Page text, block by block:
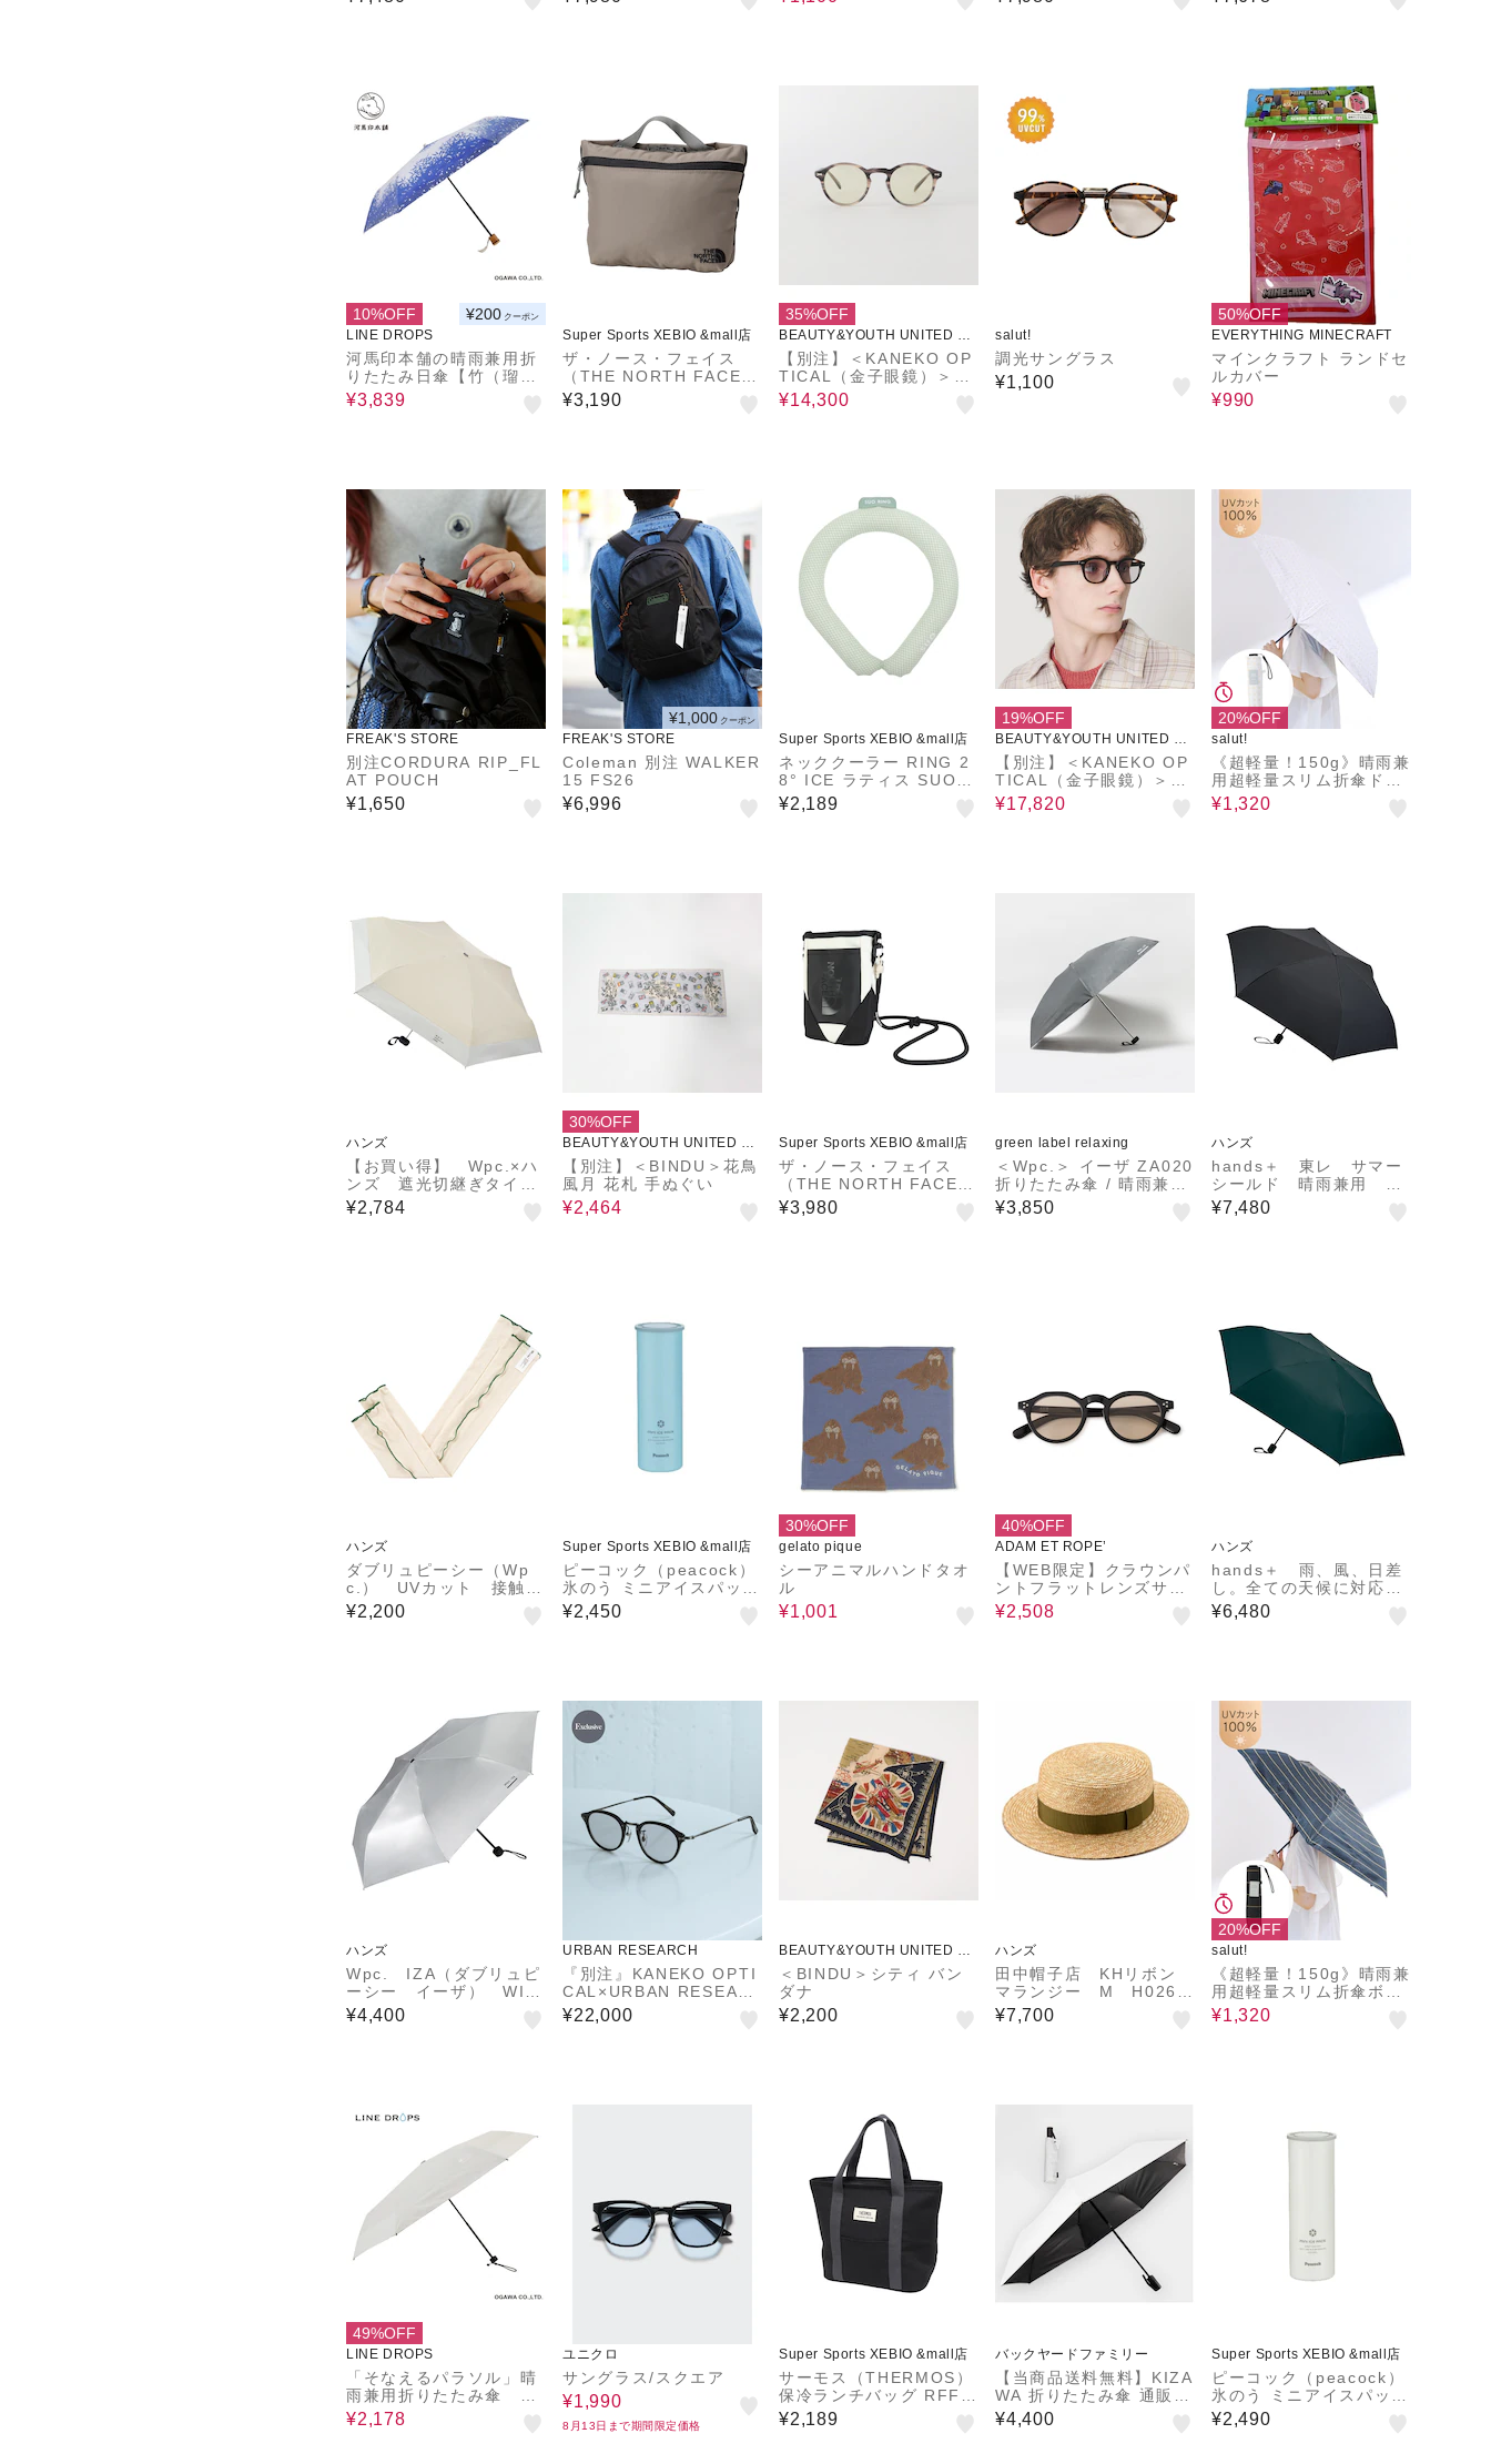
cm ホワイト
cm ブラック
cm ホワイト
ックス/メンズ/レディー
10%OFF ¥200 クーポン
LINE DROPS
河馬印本舗の晴雨兼用折
りたたみ日傘【竹（瑠璃
色/るりいろ）】
¥3,839
Super Sports XEBIO &mall店
ザ・ノース・フェイス
（THE NORTH FACE）
ポーチ ビルビーポーチL
ブラウン NN22603 MR
¥3,190
35%OFF
BEAUTY&YOUTH UNITED AR
ROWS
【別注】＜KANEKO OP
TICAL（金子眼鏡）＞M
onica モニカ サングラス
¥14,300
salut!
調光サングラス
¥1,100
50%OFF
EVERYTHING MINECRAFT
マインクラフト ランドセ
ルカバー
¥990
FREAK'S STORE
別注CORDURA RIP_FL
AT POUCH
¥1,650
¥1,000 クーポン
FREAK'S STORE
Coleman 別注 WALKER
15 FS26
¥6,996
Super Sports XEBIO &mall店
ネッククーラー RING 2
8° ICE ラティス SUO24
-LGR-M 暑さ対策 熱中
症対策
¥2,189
19%OFF
BEAUTY&YOUTH UNITED AR
ROWS
【別注】＜KANEKO OP
TICAL（金子眼鏡）＞Jo
hn ジョン サングラス
¥17,820
20%OFF
salut!
《超軽量！150g》晴雨兼
用超軽量スリム折傘ドッ
ト
¥1,320
ハンズ
【お買い得】 Wpc.×ハ
ンズ 遮光切継ぎタイニ
ー 53cm ベージュ
¥2,784
30%OFF
BEAUTY&YOUTH UNITED AR
ROWS
【別注】＜BINDU＞花鳥
風月 花札 手ぬぐい
¥2,464
Super Sports XEBIO &mall店
ザ・ノース・フェイス
（THE NORTH FACE）
ネックポーチ BC 白 NM
82502 WD ミニショル
¥3,980
green label relaxing
＜Wpc.＞ イーザ ZA020
折りたたみ傘 / 晴雨兼用
/ レイン / 日傘
¥3,850
ハンズ
hands＋ 東レ サマー
シールド 晴雨兼用 風
に強い折りたたみ傘 55
cm ブラック
¥7,480
ハンズ
ダブリュピーシー（Wp
c.） UVカット 接触冷
感 アームカバー オフ
¥2,200
Super Sports XEBIO &mall店
ピーコック（peacock）
氷のう ミニアイスパック
青 ABB-16 BLU 氷嚢 ネ
ッククーラー 冷感 熱中
¥2,450
30%OFF
gelato pique
シーアニマルハンドタオ
ル
¥1,001
40%OFF
ADAM ET ROPE’
【WEB限定】クラウンパ
ントフラットレンズサン
グラス
¥2,508
ハンズ
hands＋ 雨、風、日差
し。全ての天候に対応で
きる傘 55cm ブラッ
ク サマーシールド
¥6,480
ハンズ
Wpc. IZA（ダブリュピ
ーシー イーザ） WIN
D RESISTANCE シル
バー
¥4,400
URBAN RESEARCH
『別注』KANEKO OPTI
CAL×URBAN RESEAR
CH URA-2
¥22,000
BEAUTY&YOUTH UNITED AR
ROWS
＜BINDU＞シティ バン
ダナ
¥2,200
ハンズ
田中帽子店 KHリボン
マランジー M H026
カーキ
¥7,700
20%OFF
salut!
《超軽量！150g》晴雨兼
用超軽量スリム折傘ボー
ダー
¥1,320
49%OFF
LINE DROPS
「そなえるパラソル」晴
雨兼用折りたたみ傘 55
㎝ ホワイト
¥2,178
ユニクロ
サングラス/スクエア
¥1,990
8月13日まで期間限定価格
Super Sports XEBIO &mall店
サーモス（THERMOS）
保冷ランチバッグ RFF-
0071 BK
¥2,189
バックヤードファミリー
【当商品送料無料】KIZA
WA 折りたたみ傘 通販
日傘 折りたたみ 完全遮
光 傘 58cm 折畳み傘 晴
¥4,400
Super Sports XEBIO &mall店
ピーコック（peacock）
氷のう ミニアイスパック
白 ABB-16 WHT 氷嚢
ネッククーラー 冷感 熱
¥2,490